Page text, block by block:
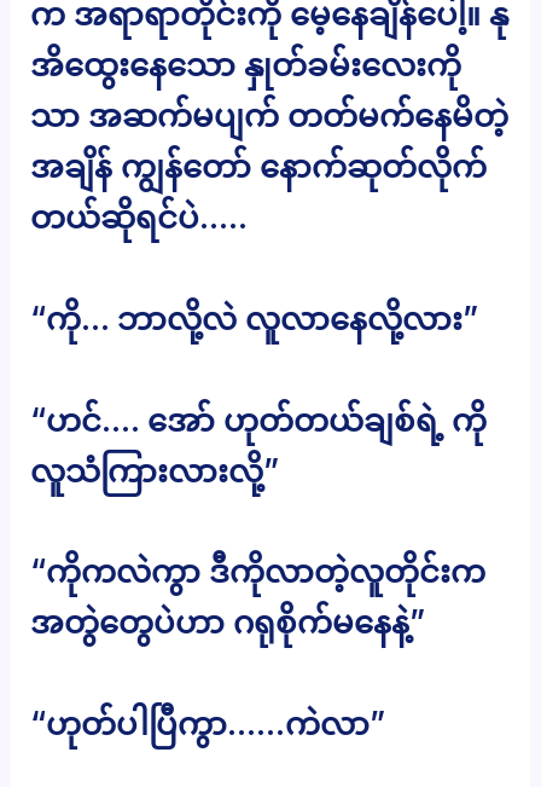
က အရာရာတိုင်းကို မေ့နေချိန်ပေါ့။ နု
အိထွေးနေသော နှုတ်ခမ်းလေးကို
သာ အဆက်မပျက် တတ်မက်နေမိတဲ့
အချိန် ကျွန်တော် နောက်ဆုတ်လိုက်
တယ်ဆိုရင်ပဲ…..
“ကို… ဘာလို့လဲ လူလာနေလို့လား”
“ဟင်…. အော် ဟုတ်တယ်ချစ်ရဲ့ ကို
လူသံကြားလားလို့”
“ကိုကလဲကွာ ဒီကိုလာတဲ့လူတိုင်းက
အတွဲတွေပဲဟာ ဂရုစိုက်မနေနဲ့”
“ဟုတ်ပါပြီကွာ……ကဲလာ”